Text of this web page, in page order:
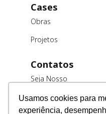
Usamos cookies para
experiência,
Cases
Obras
Projetos
Contatos
Seja Nosso
Trabalhe